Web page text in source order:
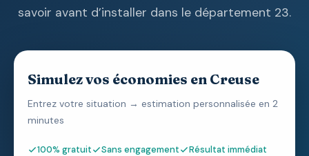
savoir avant d’installer dans le département 23.
Simulez vos économies en Creuse
Entrez votre situation → estimation personnalisée en 2
minutes
100% gratuit Sans engagement Résultat immédiat